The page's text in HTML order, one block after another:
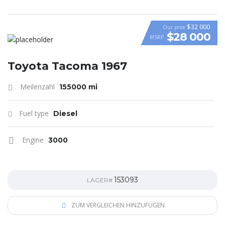
Our price $32 000
MSRP $28 000
Toyota Tacoma 1967
Meilenzahl 155000 mi
Fuel type Diesel
Engine 3000
LAGER# 153093
ZUM VERGLEICHEN HINZUFÜGEN